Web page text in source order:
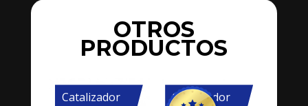
OTROS
PRODUCTOS
Catalizador
Catalizador